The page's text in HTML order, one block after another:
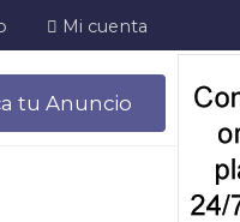
Mi cuenta
tu Anuncio